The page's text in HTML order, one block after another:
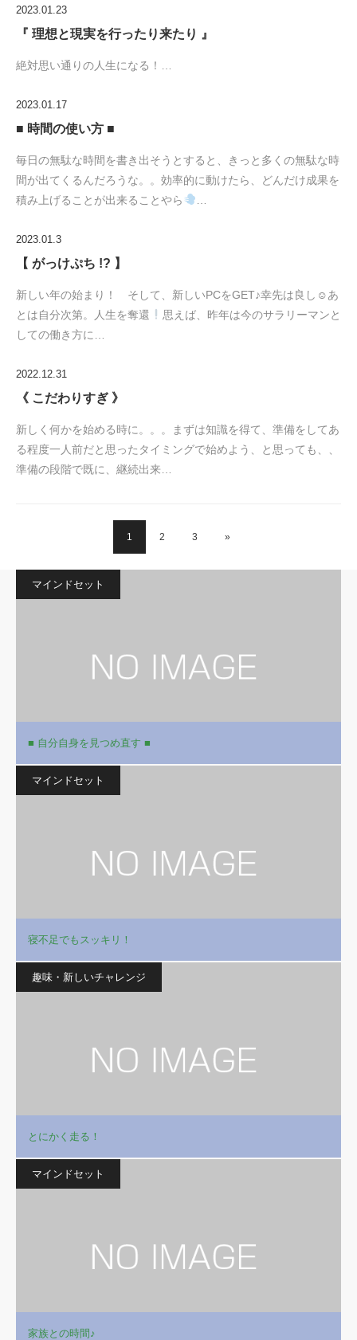
2023.01.23
『 理想と現実を行ったり来たり 』
絶対思い通りの人生になる！…
2023.01.17
■ 時間の使い方 ■
毎日の無駄な時間を書き出そうとすると、きっと多くの無駄な時
間が出てくるんだろうな。。効率的に動けたら、どんだけ成果を
積み上げることが出来ることやら
2023.01.3
【 がっけぷち !? 】
新しい年の始まり！ そして、新しいPCをGET♪幸先は良し☺あ
とは自分次第。人生を奪還
思えば、昨年は今のサラリーマンと
しての働き方に…
2022.12.31
《 こだわりすぎ 》
新しく何かを始める時に。。。まずは知識を得て、準備をしてあ
る程度一人前だと思ったタイミングで始めよう、と思っても、、
準備の段階で既に、継続出来…
1 2 3 »
マインドセット
■ 自分自身を見つめ直す ■
マインドセット
寝不足でもスッキリ！
趣味・新しいチャレンジ
とにかく走る！
マインドセット
家族との時間♪